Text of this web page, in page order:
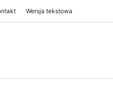
Wersja tekstowa